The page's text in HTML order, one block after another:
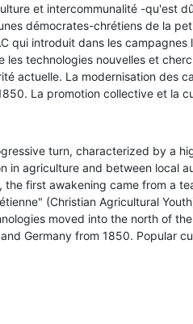
et intercommunalité -qu'est
démocrates-chrétiens de la
qui introduit dans les
technologies nouvelles et
actuelle. La modernisation des
La promotion collective et la
turn, characterized by a
agriculture and between local
first awakening came from a
(Christian Agricultural
moved into the north of
Germany from 1850. Popular